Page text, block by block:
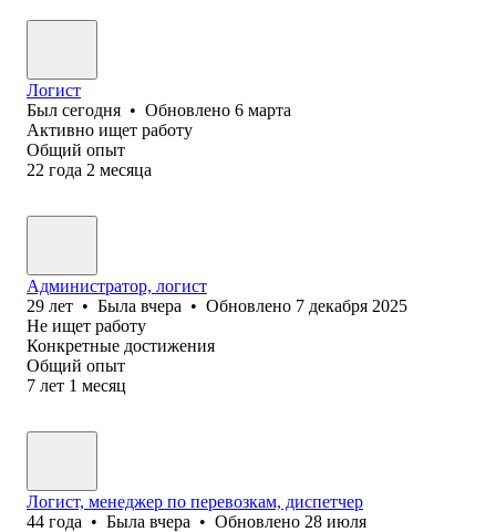
Логист
Был сегодня • Обновлено 6 марта
Активно ищет работу
Общий опыт
22 года 2 месяца
Администратор, логист
29 лет • Была вчера • Обновлено 7 декабря 2025
Не ищет работу
Конкретные достижения
Общий опыт
7 лет 1 месяц
Логист, менеджер по перевозкам, диспетчер
44 года • Была вчера • Обновлено 28 июля